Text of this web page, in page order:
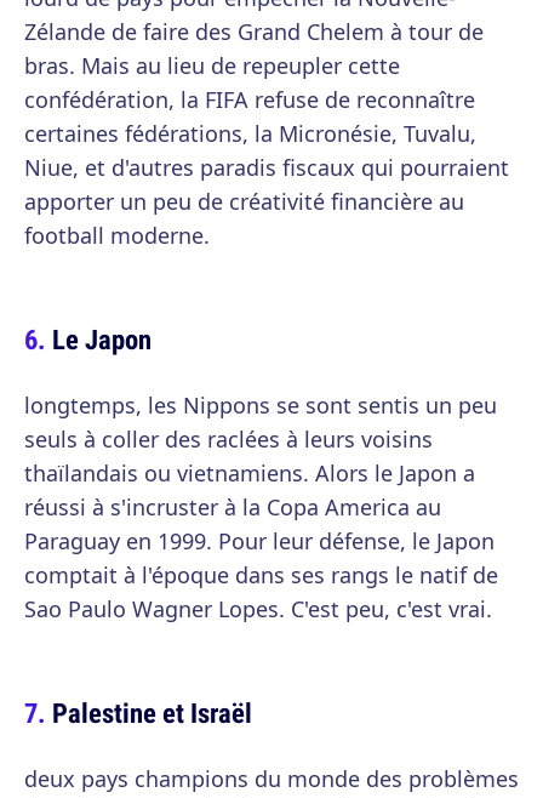
Zélande de faire des Grand Chelem à tour de
bras. Mais au lieu de repeupler cette
confédération, la FIFA refuse de reconnaître
certaines fédérations, la Micronésie, Tuvalu,
Niue, et d'autres paradis fiscaux qui pourraient
apporter un peu de créativité financière au
football moderne.
Le Japon
longtemps, les Nippons se sont sentis un peu
seuls à coller des raclées à leurs voisins
thaïlandais ou vietnamiens. Alors le Japon a
réussi à s'incruster à la Copa America au
Paraguay en 1999. Pour leur défense, le Japon
comptait à l'époque dans ses rangs le natif de
Sao Paulo Wagner Lopes. C'est peu, c'est vrai.
Palestine et Israël
deux pays champions du monde des problèmes